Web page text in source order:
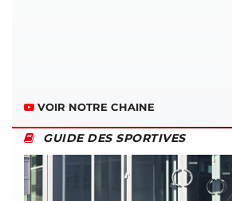
VOIR NOTRE CHAINE
GUIDE DES SPORTIVES